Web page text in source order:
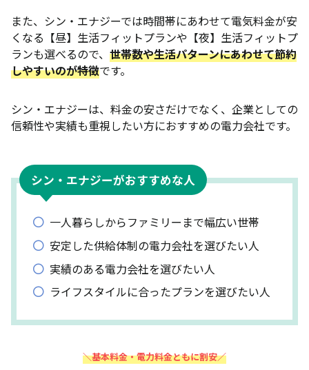
また、シン・エナジーでは時間帯にあわせて電気料金が安
くなる【昼】生活フィットプランや【夜】生活フィットプ
ランも選べるので、 世帯数や生活パターンにあわせて節約
しやすいのが特徴です。
シン・エナジーは、料金の安さだけでなく、企業としての
信頼性や実績も重視したい方におすすめの電力会社です。
シン・エナジーがおすすめな人
一人暮らしからファミリーまで幅広い世帯
安定した供給体制の電力会社を選びたい人
実績のある電力会社を選びたい人
ライフスタイルに合ったプランを選びたい人
＼基本料金・電力料金ともに割安／